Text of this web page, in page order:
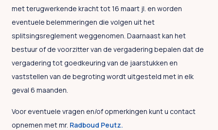
met terugwerkende kracht tot 16 maart jl. en worden
eventuele belemmeringen die volgen uit het
splitsingsreglement weggenomen. Daarnaast kan het
bestuur of de voorzitter van de vergadering bepalen dat de
vergadering tot goedkeuring van de jaarstukken en
vaststellen van de begroting wordt uitgesteld met in elk
geval 6 maanden.
Voor eventuele vragen en/of opmerkingen kunt u contact
opnemen met mr. Radboud Peutz.